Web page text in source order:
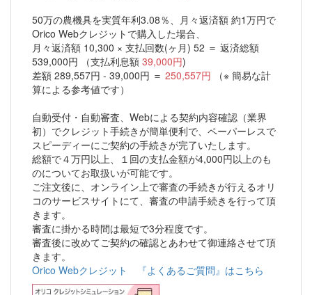
50万の農機具を実質年利3.08％、月々返済額 約1万円で
Orico Webクレジットで購入した場合、
月々返済額 10,300 × 支払回数(ヶ月) 52 ＝ 返済総額
539,000円 （支払利息額 39,000円)
差額 289,557円 - 39,000円 ＝ 250,557円 （※ 簡易な計
算による参考値です）
自動受付・自動審査、Webによる契約内容確認（業界
初）でクレジット手続きが簡単便利で、ペーパーレスで
スピーディーにご契約の手続きが完了いたします。
総額で４万円以上、１回の支払金額が4,000円以上のも
のについてお取扱いが可能です。
ご注文後に、オンライン上で審査の手続きが行えるオリ
コのサービスサイトにて、審査の申請手続きを行って頂
きます。
審査に掛かる時間は最短で3分程度です。
審査後に改めてご契約の確認とあわせて御連絡させて頂
きます。
Orico Webクレジット 『よくあるご質問』はこちら